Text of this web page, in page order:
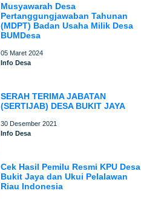
Musyawarah Desa
Pertanggungjawaban Tahunan
(MDPT) Badan Usaha Milik Desa
BUMDesa
05 Maret 2024
Info Desa
SERAH TERIMA JABATAN
(SERTIJAB) DESA BUKIT JAYA
30 Desember 2021
Info Desa
Cek Hasil Pemilu Resmi KPU Desa
Bukit Jaya dan Ukui Pelalawan
Riau Indonesia